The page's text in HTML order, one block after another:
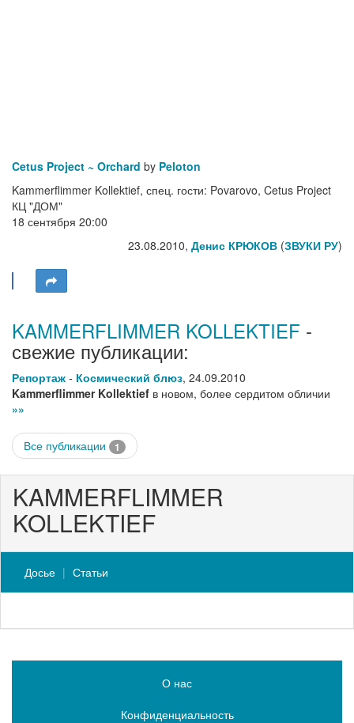
Cetus Project ~ Orchard by Peloton
Kammerflimmer Kollektief, спец. гости: Povarovo, Cetus Project
КЦ "ДОМ"
18 сентября 20:00
23.08.2010, Денис КРЮКОВ (ЗВУКИ РУ)
KAMMERFLIMMER KOLLEKTIEF -
свежие публикации:
Репортаж - Космический блюз, 24.09.2010
Kammerflimmer Kollektief в новом, более сердитом обличии
»»
Все публикации 1
KAMMERFLIMMER
KOLLEKTIEF
Досье Статьи
О нас
Конфиденциальность